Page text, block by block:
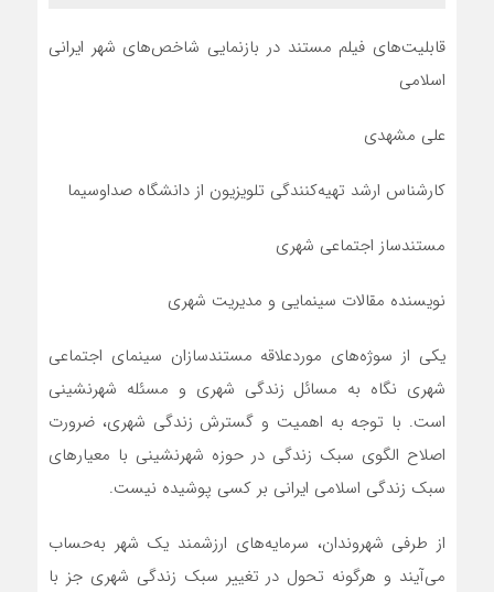
قابلیت‌های فیلم مستند در بازنمایی شاخص‌های شهر ایرانی
اسلامی
علی مشهدی
کارشناس ارشد تهیه‌کنندگی تلویزیون از دانشگاه صداوسیما
مستندساز اجتماعی شهری
نویسنده مقالات سینمایی و مدیریت شهری
یکی از سوژه‌های موردعلاقه مستندسازان سینمای اجتماعی
شهری نگاه به مسائل زندگی شهری و مسئله شهرنشینی
است. با توجه به اهمیت و گسترش زندگی شهری، ضرورت
اصلاح الگوی سبک زندگی در حوزه شهرنشینی با معیارهای
سبک زندگی اسلامی ایرانی بر کسی پوشیده نیست.
از طرفی شهروندان، سرمايه‌‌هاي ارزشمند یک شهر به‌حساب
مي‌آيند و هرگونه تحول در تغییر سبك زندگي شهري جز با